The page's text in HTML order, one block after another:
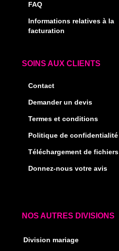
FAQ
Informations relatives à la
facturation
SOINS AUX CLIENTS
Contact
Demander un devis
Termes et conditions
Politique de confidentialité
Téléchargement de fichiers
Donnez-nous votre avis
NOS AUTRES DIVISIONS
Division mariage